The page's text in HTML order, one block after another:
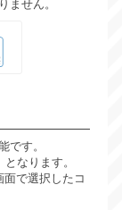
ません。
です。
なります。
面で選択したコ